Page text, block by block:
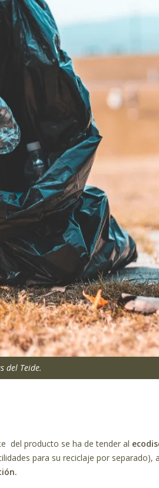
del Teide.
del producto se ha de tender al
para su reciclaje por separado),